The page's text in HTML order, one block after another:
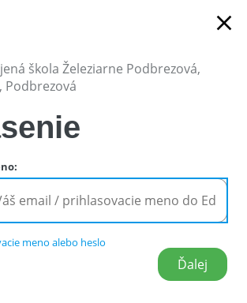
škola Železiarne Podbrezová,
Podbrezová
close
:
meno alebo heslo